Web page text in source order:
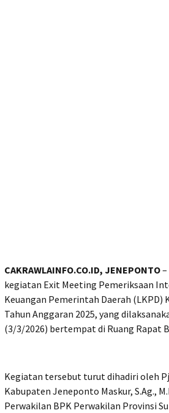
CAKRAWLAINFO.CO.ID, JENEPONTO
kegiatan Exit Meeting Pemeriksaan
Keuangan Pemerintah Daerah (LKPD)
Tahun Anggaran 2025, yang
(3/3/2026) bertempat di Ruang Rapat
Kegiatan tersebut turut dihadiri oleh
Kabupaten Jeneponto Maskur, S.Ag.,
Perwakilan BPK Perwakilan Provinsi